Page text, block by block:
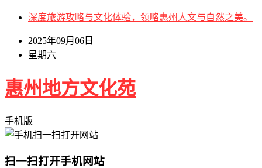
深度旅游攻略与文化体验，领略惠州人文与自然之美。
2025年09月06日
星期六
惠州地方文化苑
手机版
扫一扫打开手机网站